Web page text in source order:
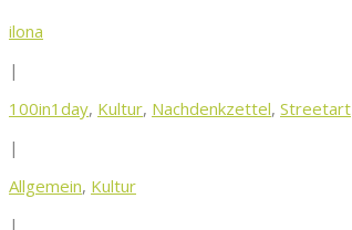
ilona
|
100in1day, Kultur, Nachdenkzettel, Streetart
|
Allgemein, Kultur
|